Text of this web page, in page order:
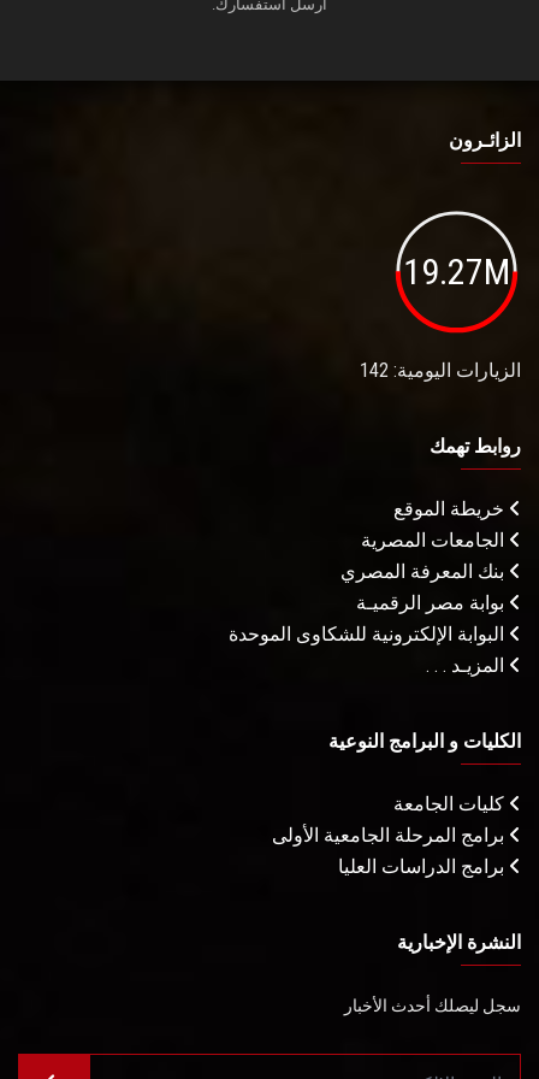
أرسل استفسارك.
الزائـرون
19.27M
الزيارات اليومية: 142
روابط تهمك
خريطة الموقع
الجامعات المصرية
بنك المعرفة المصري
بوابة مصر الرقميـة
البوابة الإلكترونية للشكاوى الموحدة
المزيـد . . .
الكليات و البرامج النوعية
كليات الجامعة
برامج المرحلة الجامعية الأولى
برامج الدراسات العليا
النشرة الإخبارية
سجل ليصلك أحدث الأخبار